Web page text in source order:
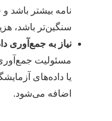
نامه بیشتر باشد
سنگین‌تر باشد،
نیاز به جمع‌آوری
مسئولیت
یا داده‌های
اضافه می‌شود.